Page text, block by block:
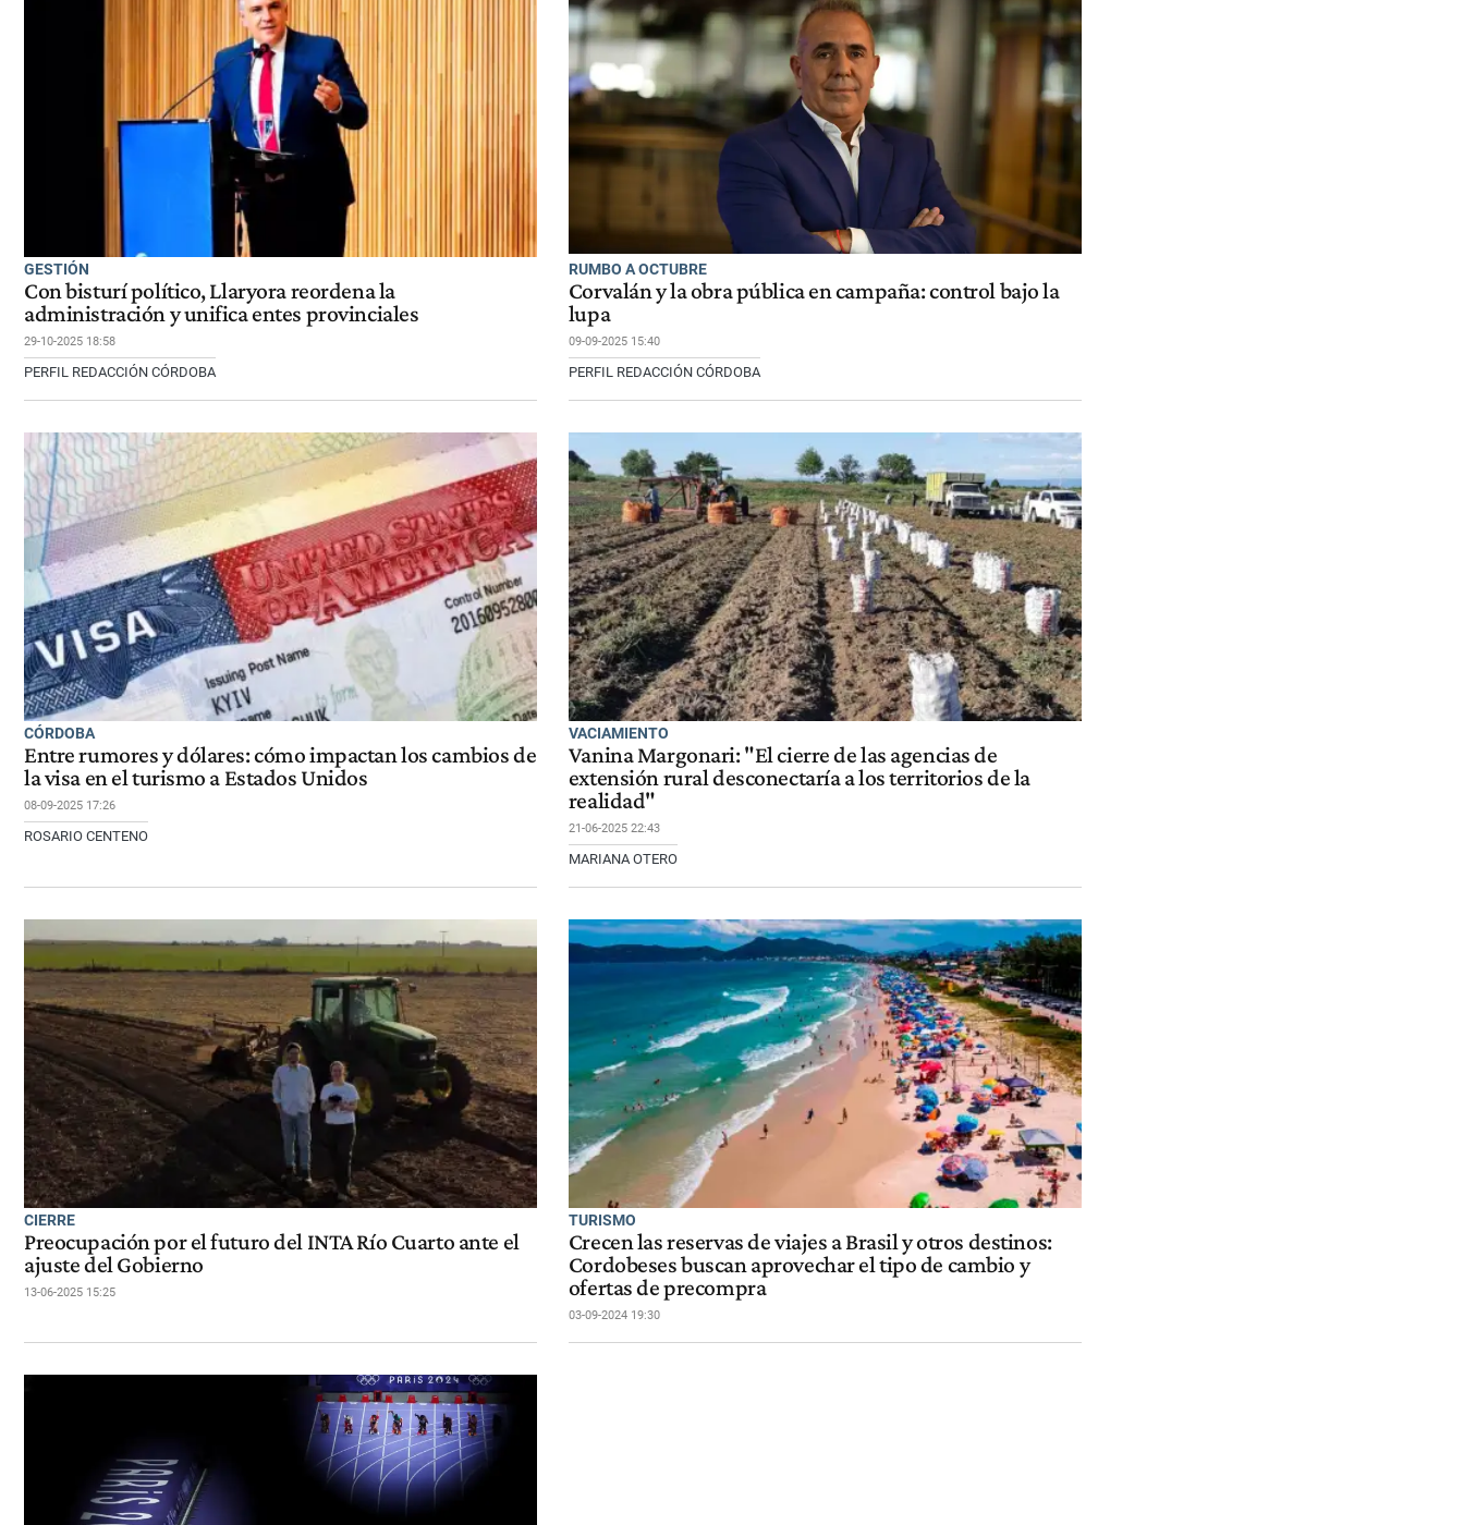
GESTIÓN
Con bisturí político, Llaryora reordena la
administración y unifica entes provinciales
29-10-2025 18:58
PERFIL REDACCIÓN CÓRDOBA
RUMBO A OCTUBRE
Corvalán y la obra pública en campaña: control bajo la
lupa
09-09-2025 15:40
PERFIL REDACCIÓN CÓRDOBA
CÓRDOBA
Entre rumores y dólares: cómo impactan los cambios de
la visa en el turismo a Estados Unidos
08-09-2025 17:26
ROSARIO CENTENO
VACIAMIENTO
Vanina Margonari: "El cierre de las agencias de
extensión rural desconectaría a los territorios de la
realidad"
21-06-2025 22:43
MARIANA OTERO
CIERRE
Preocupación por el futuro del INTA Río Cuarto ante el
ajuste del Gobierno
13-06-2025 15:25
TURISMO
Crecen las reservas de viajes a Brasil y otros destinos:
Cordobeses buscan aprovechar el tipo de cambio y
ofertas de precompra
03-09-2024 19:30